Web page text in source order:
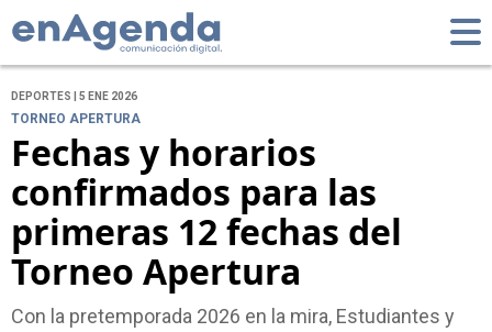
DEPORTES | 5 ENE 2026
TORNEO APERTURA
Fechas y horarios
confirmados para las
primeras 12 fechas del
Torneo Apertura
Con la pretemporada 2026 en la mira, Estudiantes y